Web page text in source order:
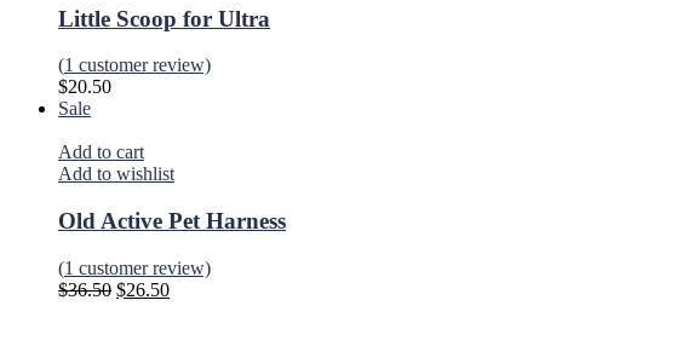
Little Scoop for Ultra
(1 customer review)
$20.50
Sale
Add to cart
Add to wishlist
Old Active Pet Harness
(1 customer review)
$36.50 $26.50